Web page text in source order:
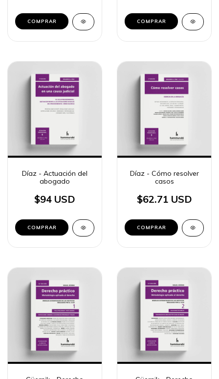
COMPRAR COMPRAR
Díaz - Actuación del
abogado
$94 USD
COMPRAR
Díaz - Cómo resolver
casos
$62.71 USD
COMPRAR